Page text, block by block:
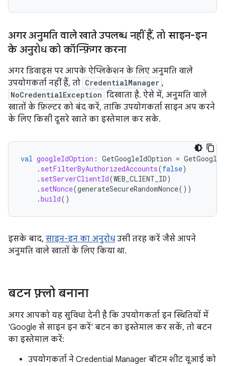
अगर अनुमति वाले खाते उपलब्ध नहीं हैं,तो साइन-इन
के अनुरोध को कॉन्फ़िगर करना
अगर डिवाइस पर आपके ऐप्लिकेशन के लिए अनुमति वाले
उपयोगकर्ता नहीं हैं, तो CredentialManager ,
NoCredentialException दिखाता है. ऐसे में, अनुमति वाले
खातों के फ़िल्टर को बंद करें, ताकि उपयोगकर्ता साइन अप करने
के लिए किसी दूसरे खाते का इस्तेमाल कर सके.
val googleIdOption : GetGoogleIdOption =
. setFilterByAuthorizedAccounts(false)
. setServerClientId(WEB_CLIENT_ID)
. setNonce(generateSecureRandomNonce())
.build()
इसके बाद, साइन-इन का अनुरोधउसी तरह करें जैसे आपने
अनुमति वाले खातों के लिए किया था.
बटन फ़्लो बनाना
अगर आपको यह सुविधा देनी है कि उपयोगकर्ता इन स्थितियों में
'Google से साइन इन करें' बटन का इस्तेमाल कर सकें, तो बटन
का इस्तेमाल करें:
उपयोगकर्ता ने Credential Manager बॉटम शीट यूआई को